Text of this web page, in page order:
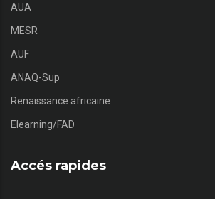
AUA
MESR
AUF
ANAQ-Sup
Renaissance africaine
Elearning/FAD
Accés rapides